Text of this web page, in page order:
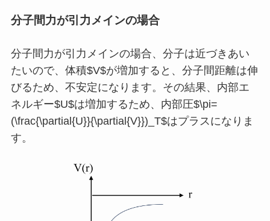
分子間力が引力メインの場合
分子間力が引力メインの場合、分子は近づきあい
たいので、体積$V$が増加すると、分子間距離は伸
びるため、不安定になります。その結果、内部エ
ネルギー$U$は増加するため、内部圧$\pi=
(\frac{\partial{U}}{\partial{V}})_T$はプラスになりま
す。